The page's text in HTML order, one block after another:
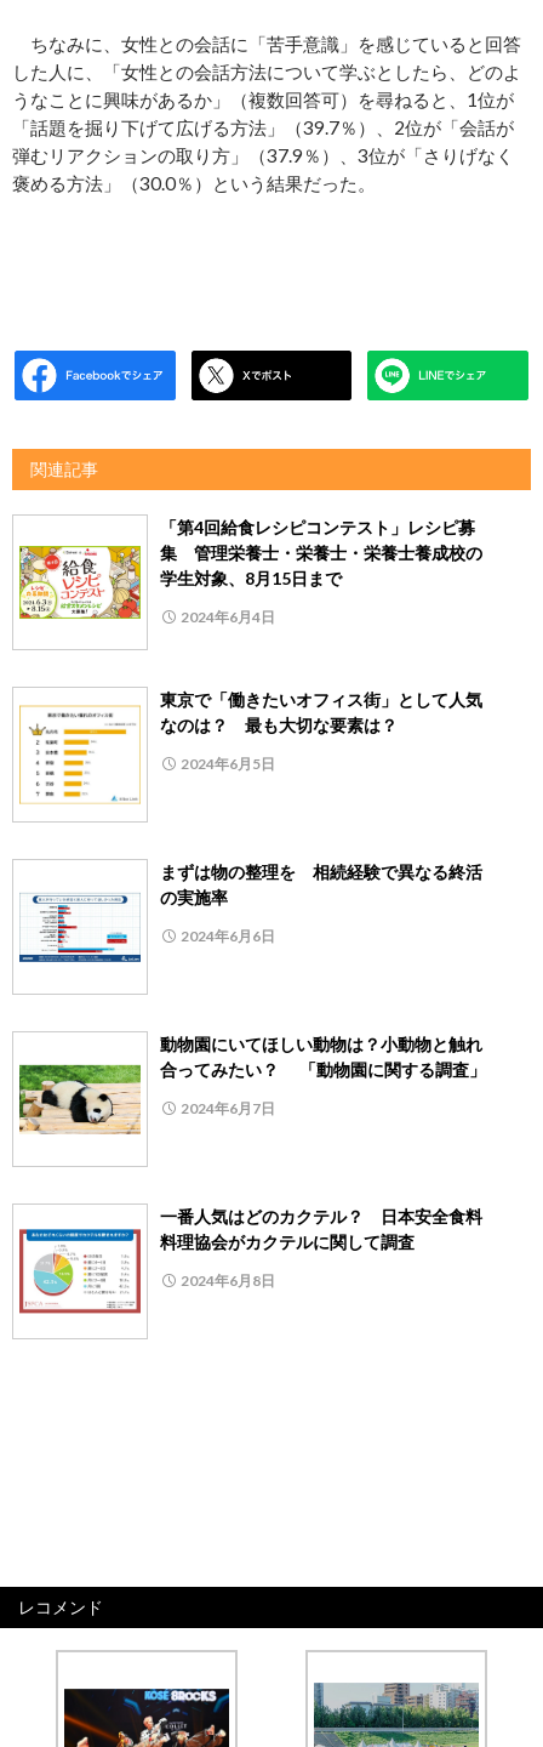
ちなみに、女性との会話に「苦手意識」を感じていると回答
した人に、「女性との会話方法について学ぶとしたら、どのよ
うなことに興味があるか」（複数回答可）を尋ねると、1位が
「話題を掘り下げて広げる方法」（39.7％）、2位が「会話が
弾むリアクションの取り方」（37.9％）、3位が「さりげなく
褒める方法」（30.0％）という結果だった。
関連記事
「第4回給食レシピコンテスト」レシピ募
集 管理栄養士・栄養士・栄養士養成校の
学生対象、8月15日まで
2024年6月4日
東京で「働きたいオフィス街」として人気
なのは？ 最も大切な要素は？
2024年6月5日
まずは物の整理を 相続経験で異なる終活
の実施率
2024年6月6日
動物園にいてほしい動物は？小動物と触れ
合ってみたい？ 「動物園に関する調査」
2024年6月7日
一番人気はどのカクテル？ 日本安全食料
料理協会がカクテルに関して調査
2024年6月8日
レコメンド